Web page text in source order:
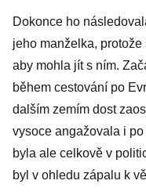
Dokonce ho
jeho manželka,
aby mohla jít s ním.
během cestování po
dalším zemím dost
vysoce angažovala i
byla ale celkově v
byl v ohledu zápalu k